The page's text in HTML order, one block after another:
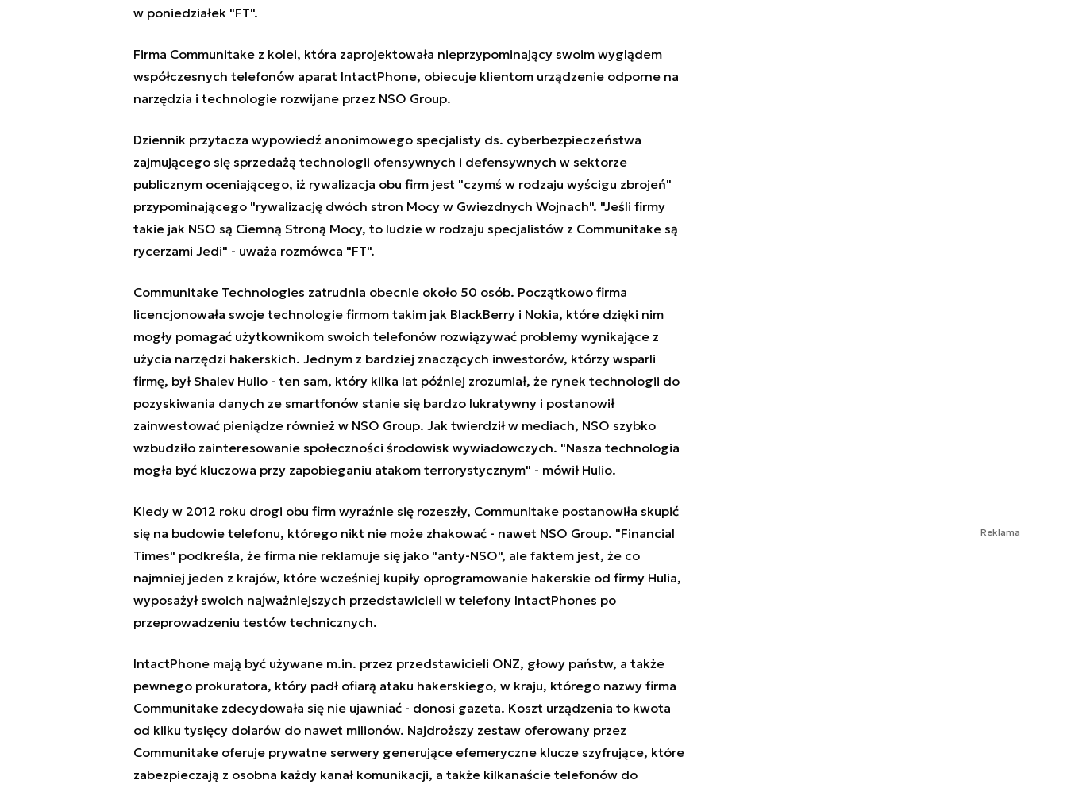
w poniedziałek "FT".
Firma Communitake z kolei, która zaprojektowała nieprzypominający swoim wyglądem
współczesnych telefonów aparat IntactPhone, obiecuje klientom urządzenie odporne na
narzędzia i technologie rozwijane przez NSO Group.
Dziennik przytacza wypowiedź anonimowego specjalisty ds. cyberbezpieczeństwa
zajmującego się sprzedażą technologii ofensywnych i defensywnych w sektorze
publicznym oceniającego, iż rywalizacja obu firm jest "czymś w rodzaju wyścigu zbrojeń"
przypominającego "rywalizację dwóch stron Mocy w Gwiezdnych Wojnach". "Jeśli firmy
takie jak NSO są Ciemną Stroną Mocy, to ludzie w rodzaju specjalistów z Communitake są
rycerzami Jedi" - uważa rozmówca "FT".
Communitake Technologies zatrudnia obecnie około 50 osób. Początkowo firma
licencjonowała swoje technologie firmom takim jak BlackBerry i Nokia, które dzięki nim
mogły pomagać użytkownikom swoich telefonów rozwiązywać problemy wynikające z
użycia narzędzi hakerskich. Jednym z bardziej znaczących inwestorów, którzy wsparli
firmę, był Shalev Hulio - ten sam, który kilka lat później zrozumiał, że rynek technologii do
pozyskiwania danych ze smartfonów stanie się bardzo lukratywny i postanowił
zainwestować pieniądze również w NSO Group. Jak twierdził w mediach, NSO szybko
wzbudziło zainteresowanie społeczności środowisk wywiadowczych. "Nasza technologia
mogła być kluczowa przy zapobieganiu atakom terrorystycznym" - mówił Hulio.
Kiedy w 2012 roku drogi obu firm wyraźnie się rozeszły, Communitake postanowiła skupić
się na budowie telefonu, którego nikt nie może zhakować - nawet NSO Group. "Financial
Times" podkreśla, że firma nie reklamuje się jako "anty-NSO", ale faktem jest, że co
najmniej jeden z krajów, które wcześniej kupiły oprogramowanie hakerskie od firmy Hulia,
wyposażył swoich najważniejszych przedstawicieli w telefony IntactPhones po
przeprowadzeniu testów technicznych.
IntactPhone mają być używane m.in. przez przedstawicieli ONZ, głowy państw, a także
pewnego prokuratora, który padł ofiarą ataku hakerskiego, w kraju, którego nazwy firma
Communitake zdecydowała się nie ujawniać - donosi gazeta. Koszt urządzenia to kwota
od kilku tysięcy dolarów do nawet milionów. Najdroższy zestaw oferowany przez
Communitake oferuje prywatne serwery generujące efemeryczne klucze szyfrujące, które
zabezpieczają z osobna każdy kanał komunikacji, a także kilkanaście telefonów do
Reklama